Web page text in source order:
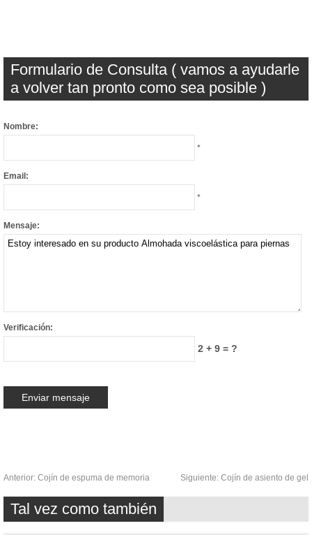
Formulario de Consulta ( vamos a ayudarle
a volver tan pronto como sea posible )
Nombre:
*
Email:
*
Mensaje:
Verificación:
2 + 9 = ?
Anterior: Cojín de espuma de memoria Siguiente: Cojín de asiento de gel
Tal vez como también